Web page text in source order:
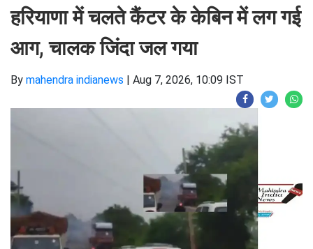
हरियाणा में चलते कैंटर के केबिन में लग गई
आग, चालक जिंदा जल गया
By mahendra indianews | Aug 7, 2026, 10:09 IST